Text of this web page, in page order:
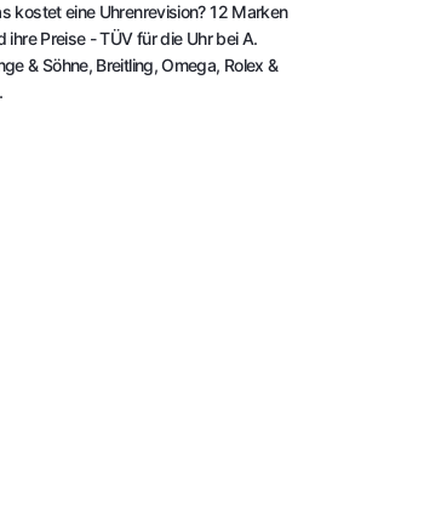
kostet eine Uhrenrevision? 12 Marken
ihre Preise - TÜV für die Uhr bei A.
& Söhne, Breitling, Omega, Rolex &